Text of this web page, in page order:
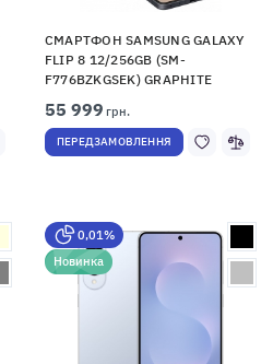
СМАРТФОН SAMSUNG GALAXY
FLIP 8 12/256GB (SM-
F776BZKGSEK) GRAPHITE
55 999 грн.
ПЕРЕДЗАМОВЛЕННЯ
0,01%
Новинка